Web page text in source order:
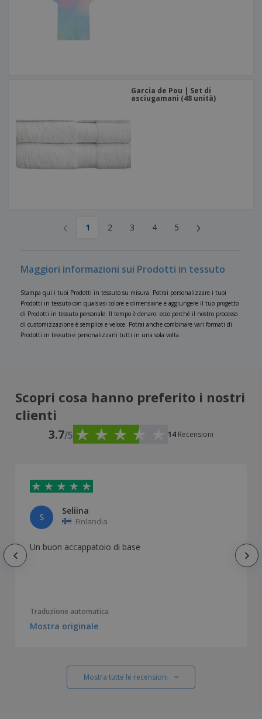
Garcia de Pou | Set di
asciugamani (48 unità)
‹ 1 2 3 4 5 ›
Maggiori informazioni sui Prodotti in tessuto
Stampa qui i tuoi Prodotti in tessuto su misura. Potrai personalizzare i tuoi
Prodotti in tessuto con qualsiasi colore e dimensione e aggiungere il tuo progetto
di Prodotti in tessuto personale. Il tempo è denaro: ecco perché il nostro processo
di customizzazione è semplice e veloce. Potrai anche combinare vari formati di
Prodotti in tessuto e personalizzarli tutti in una sola volta.
Scopri cosa hanno preferito i nostri
clienti
3.7/5 14 Recensioni
S
Seliina
Finlandia
Un buon accappatoio di base
Traduzione automatica
Mostra originale
Mostra tutte le recensioni